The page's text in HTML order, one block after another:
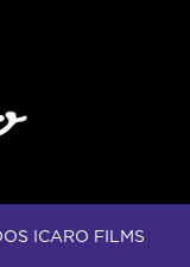
ICARO FILMS